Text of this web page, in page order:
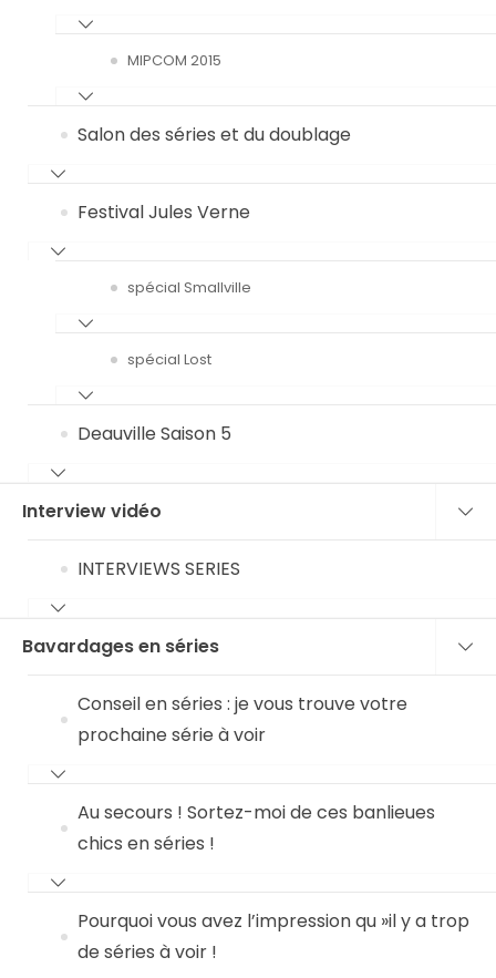
MIPCOM 2015
Salon des séries et du doublage
Festival Jules Verne
spécial Smallville
spécial Lost
Deauville Saison 5
Interview vidéo
INTERVIEWS SERIES
Bavardages en séries
Conseil en séries : je vous trouve votre
prochaine série à voir
Au secours ! Sortez-moi de ces banlieues
chics en séries !
Pourquoi vous avez l’impression qu »il y a trop
de séries à voir !